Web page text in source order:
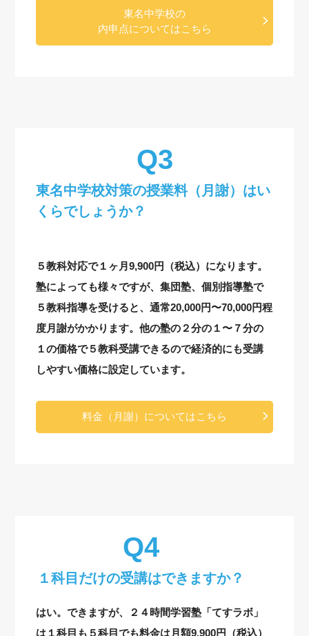
東名中学校の
内申点についてはこちら
東名中学校対策の授業料（月謝）はい
くらでしょうか？
５教科対応で１ヶ月9,900円（税込）になります。
塾によっても様々ですが、集団塾、個別指導塾で
５教科指導を受けると、通常20,000円〜70,000円程
度月謝がかかります。他の塾の２分の１〜７分の
１の価格で５教科受講できるので経済的にも受講
しやすい価格に設定しています。
料金（月謝）についてはこちら
１科目だけの受講はできますか？
はい。できますが、２４時間学習塾「てすラボ」
は１科目も５科目でも料金は月額9,900円（税込）